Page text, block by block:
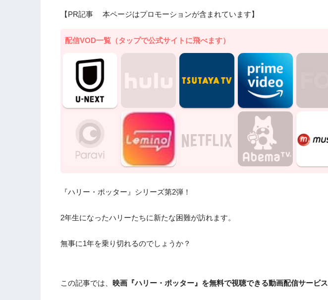
【PR記事 本ページはプロモーションが含まれています】
配信VOD一覧（タップで公式サイトに飛べます）
『ハリー・ポッター』シリーズ第2弾！
2年生になったハリーたちに新たな困難が訪れます。
無事に1年を乗り切れるのでしょうか？
この記事では、 映画『ハリー・ポッター』を無料で視聴できる動画配信サービス